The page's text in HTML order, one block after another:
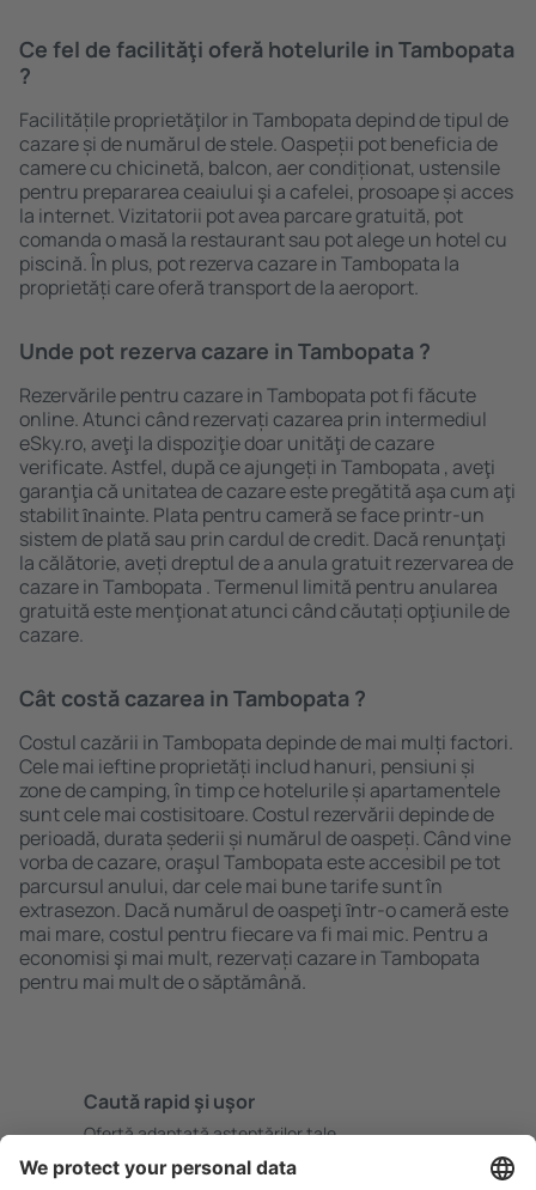
Ce fel de facilităţi oferă hotelurile in Tambopata
?
Facilitățile proprietăţilor in Tambopata depind de tipul de
cazare și de numărul de stele. Oaspeții pot beneficia de
camere cu chicinetă, balcon, aer condiționat, ustensile
pentru prepararea ceaiului şi a cafelei, prosoape și acces
la internet. Vizitatorii pot avea parcare gratuită, pot
comanda o masă la restaurant sau pot alege un hotel cu
piscină. În plus, pot rezerva cazare in Tambopata la
proprietăți care oferă transport de la aeroport.
Unde pot rezerva cazare in Tambopata ?
Rezervările pentru cazare in Tambopata pot fi făcute
online. Atunci când rezervați cazarea prin intermediul
eSky.ro, aveţi la dispoziţie doar unităţi de cazare
verificate. Astfel, după ce ajungeți in Tambopata , aveţi
garanţia că unitatea de cazare este pregătită aşa cum aţi
stabilit ȋnainte. Plata pentru cameră se face printr-un
sistem de plată sau prin cardul de credit. Dacă renunţaţi
la călătorie, aveți dreptul de a anula gratuit rezervarea de
cazare in Tambopata . Termenul limită pentru anularea
gratuită este menţionat atunci când căutați opţiunile de
cazare.
Cât costă cazarea in Tambopata ?
Costul cazării in Tambopata depinde de mai mulți factori.
Cele mai ieftine proprietăți includ hanuri, pensiuni și
zone de camping, în timp ce hotelurile și apartamentele
sunt cele mai costisitoare. Costul rezervării depinde de
perioadă, durata șederii și numărul de oaspeți. Când vine
vorba de cazare, oraşul Tambopata este accesibil pe tot
parcursul anului, dar cele mai bune tarife sunt în
extrasezon. Dacă numărul de oaspeţi ȋntr-o cameră este
mai mare, costul pentru fiecare va fi mai mic. Pentru a
economisi şi mai mult, rezervați cazare in Tambopata
pentru mai mult de o săptămână.
Caută rapid şi uşor
Ofertă adaptată aşteptărilor tale.